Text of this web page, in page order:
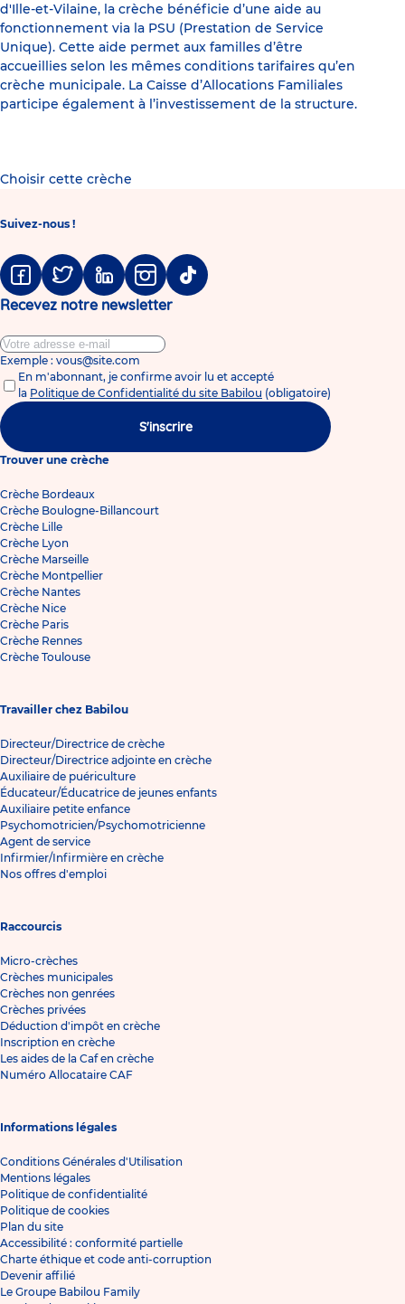
d'Ille-et-Vilaine, la crèche bénéficie d’une aide au
fonctionnement via la PSU (Prestation de Service
Unique). Cette aide permet aux familles d’être
accueillies selon les mêmes conditions tarifaires qu’en
crèche municipale. La Caisse d’Allocations Familiales
participe également à l’investissement de la structure.
Choisir cette crèche
Suivez-nous !
FacebookTwitter LinkedinInstagramTiktok
Recevez notre newsletter
Exemple : vous@site.com
En m'abonnant, je confirme avoir lu et accepté
la Politique de Confidentialité du site Babilou (obligatoire)
S'inscrire
Trouver une crèche
Crèche Bordeaux
Crèche Boulogne-Billancourt
Crèche Lille
Crèche Lyon
Crèche Marseille
Crèche Montpellier
Crèche Nantes
Crèche Nice
Crèche Paris
Crèche Rennes
Crèche Toulouse
Travailler chez Babilou
Directeur/Directrice de crèche
Directeur/Directrice adjointe en crèche
Auxiliaire de puériculture
Éducateur/Éducatrice de jeunes enfants
Auxiliaire petite enfance
Psychomotricien/Psychomotricienne
Agent de service
Infirmier/Infirmière en crèche
Nos offres d'emploi
Raccourcis
Micro-crèches
Crèches municipales
Crèches non genrées
Crèches privées
Déduction d'impôt en crèche
Inscription en crèche
Les aides de la Caf en crèche
Numéro Allocataire CAF
Informations légales
Conditions Générales d'Utilisation
Mentions légales
Politique de confidentialité
Politique de cookies
Plan du site
Accessibilité : conformité partielle
Charte éthique et code anti-corruption
Devenir affilié
Le Groupe Babilou Family